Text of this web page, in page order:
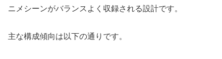
ニメシーンがバランスよく収録される設計です。
主な構成傾向は以下の通りです。